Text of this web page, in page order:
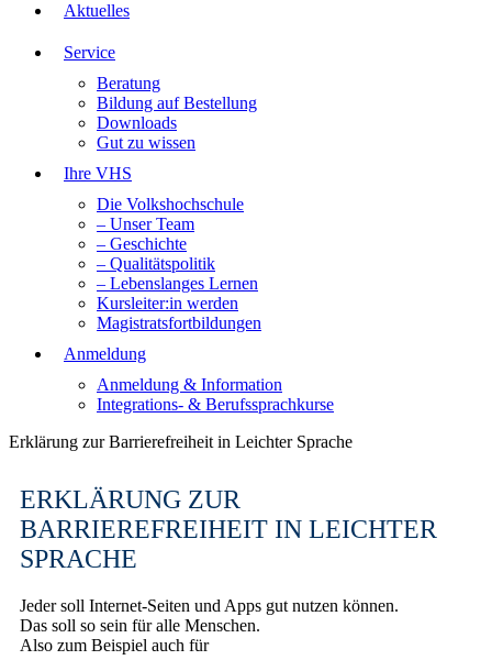
Aktuelles
Service
Beratung
Bildung auf Bestellung
Downloads
Gut zu wissen
Ihre VHS
Die Volkshochschule
– Unser Team
– Geschichte
– Qualitätspolitik
– Lebenslanges Lernen
Kursleiter:in werden
Magistratsfortbildungen
Anmeldung
Anmeldung & Information
Integrations- & Berufssprachkurse
Erklärung zur Barrierefreiheit in Leichter Sprache
ERKLÄRUNG ZUR
BARRIEREFREIHEIT IN LEICHTER
SPRACHE
Jeder soll Internet-Seiten und Apps gut nutzen können.
Das soll so sein für alle Menschen.
Also zum Beispiel auch für